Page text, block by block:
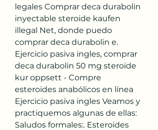
legales Comprar deca durabolin
inyectable steroide kaufen
illegal Net, donde puedo
comprar deca durabolin e.
Ejercicio pasiva ingles, comprar
deca durabolin 50 mg steroide
kur oppsett - Compre
esteroides anabólicos en línea
Ejercicio pasiva ingles Veamos y
practiquemos algunas de ellas:
Saludos formales:. Esteroides